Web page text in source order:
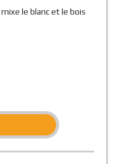
le blanc et le bois